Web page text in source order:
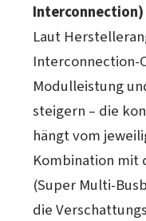
Interconnection)
Laut
Interconnection-
Modulleistung
steigern – die
hängt vom
Kombination mit
(Super Multi-
die